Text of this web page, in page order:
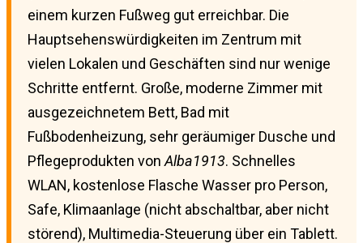
einem kurzen Fußweg gut erreichbar. Die
Hauptsehenswürdigkeiten im Zentrum mit
vielen Lokalen und Geschäften sind nur wenige
Schritte entfernt. Große, moderne Zimmer mit
ausgezeichnetem Bett, Bad mit
Fußbodenheizung, sehr geräumiger Dusche und
Pflegeprodukten von Alba1913. Schnelles
WLAN, kostenlose Flasche Wasser pro Person,
Safe, Klimaanlage (nicht abschaltbar, aber nicht
störend), Multimedia-Steuerung über ein Tablett.